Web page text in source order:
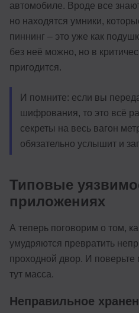
автомобиле. Вроде все
но находятся умники,
пиннинг – это уже как
без неё можно, но в
пригодится.
И помните: если вы
шифрования, то это всё
секреты на весь вагон
обязательно услышит и
Типовые
приложениях
А теперь поговорим о том,
умудряются превратить
проходной двор. И
тут масса.
Неправильное